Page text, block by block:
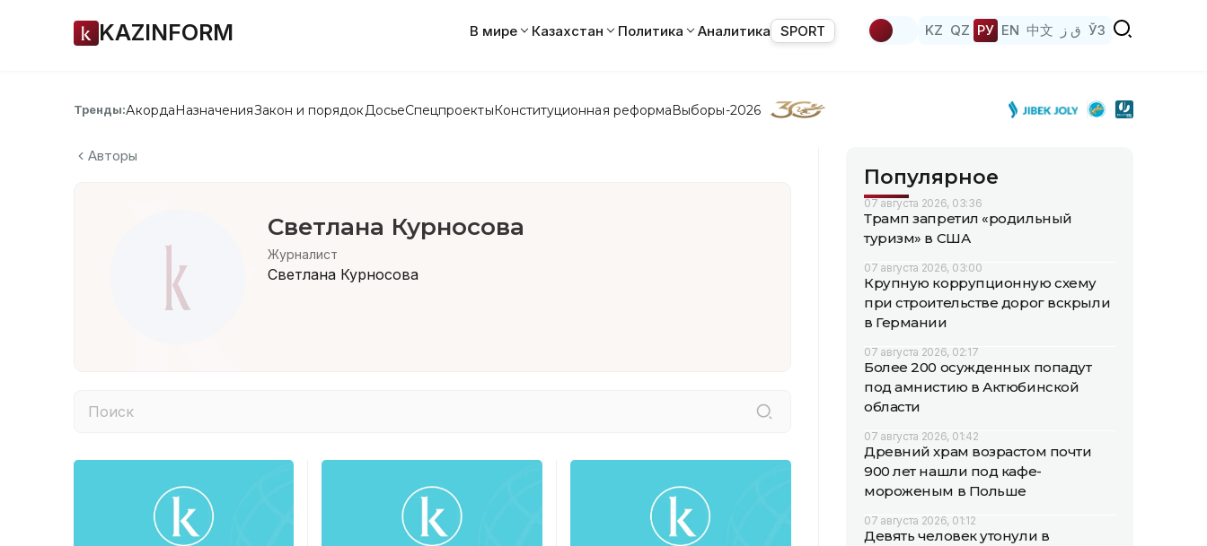
KAZINFORM В мире Казахстан Политика Аналитика SPORT KZ QZ РУ EN 中文 ق ز ЎЗ
Тренды:АкордаНазначенияЗакон и порядок ДосьеСпецпроектыКонституционная реформаВыборы-2026
Авторы
Светлана Курносова
Журналист
Светлана Курносова
Популярное
07 августа 2026, 03:36
Трамп запретил «родильный
туризм» в США
07 августа 2026, 03:00
Крупную коррупционную схему
при строительстве дорог вскрыли
в Германии
07 августа 2026, 02:17
Более 200 осужденных попадут
под амнистию в Актюбинской
области
07 августа 2026, 01:42
Древний храм возрастом почти
900 лет нашли под кафе-
мороженым в Польше
07 августа 2026, 01:12
Девять человек утонули в